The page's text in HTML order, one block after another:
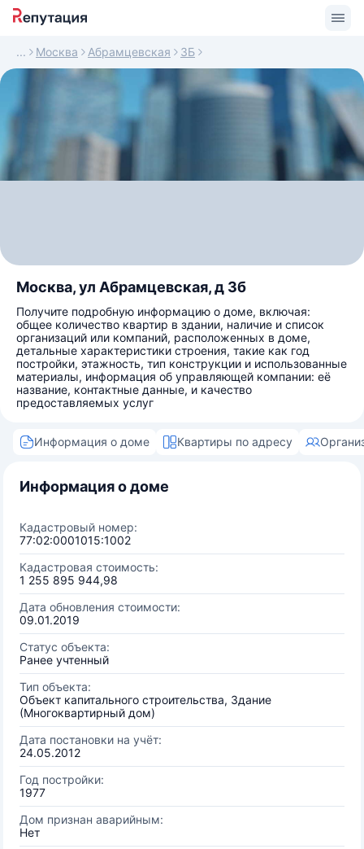
Москва Абрамцевская 3Б
Москва, ул Абрамцевская, д 3б
Получите подробную информацию о доме, включая:
общее количество квартир в здании, наличие и список
организаций или компаний, расположенных в доме,
детальные характеристики строения, такие как год
постройки, этажность, тип конструкции и использованные
материалы, информация об управляющей компании: её
название, контактные данные, и качество
предоставляемых услуг
Информация о доме Квартиры по адресу
Информация о доме
Кадастровый номер:
77:02:0001015:1002
Кадастровая стоимость:
1 255 895 944,98
Дата обновления стоимости:
09.01.2019
Статус объекта:
Ранее учтенный
Тип объекта:
Объект капитального строительства, Здание
(Многоквартирный дом)
Дата постановки на учёт:
24.05.2012
Год постройки:
1977
Дом признан аварийным:
Нет